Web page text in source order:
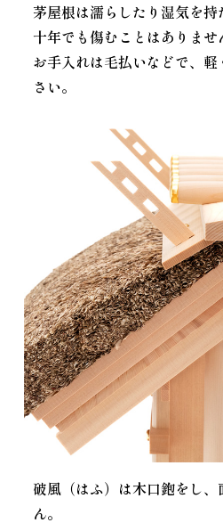
茅屋根は濡らしたり湿気を
十年でも傷むことはありませ
お手入れは毛払いなどで、
さい。
破風（はふ）は木口鉋をし
ん。